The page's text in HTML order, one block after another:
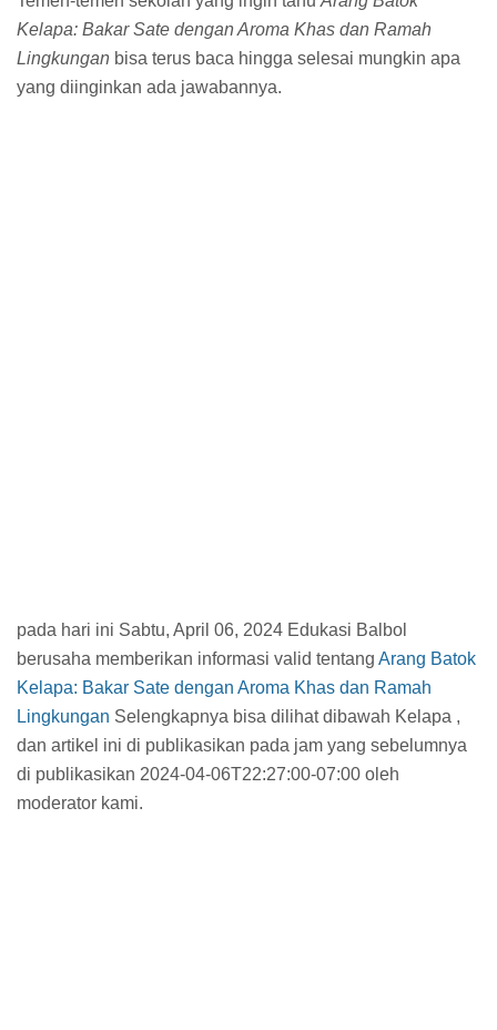
Kelapa: Bakar Sate dengan Aroma Khas dan Ramah
Lingkungan bisa terus baca hingga selesai mungkin apa
yang diinginkan ada jawabannya.
pada hari ini Sabtu, April 06, 2024 Edukasi Balbol
berusaha memberikan informasi valid tentang Arang Batok
Kelapa: Bakar Sate dengan Aroma Khas dan Ramah
Lingkungan Selengkapnya bisa dilihat dibawah Kelapa ,
dan artikel ini di publikasikan pada jam yang sebelumnya
di publikasikan 2024-04-06T22:27:00-07:00 oleh
moderator kami.